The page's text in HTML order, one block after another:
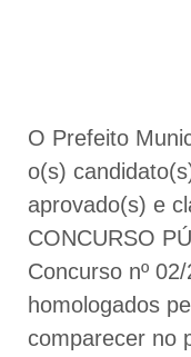
O Prefeito
o(s)
aprovado(s) e
CONCURSO
Concurso nº
homologados
comparecer no